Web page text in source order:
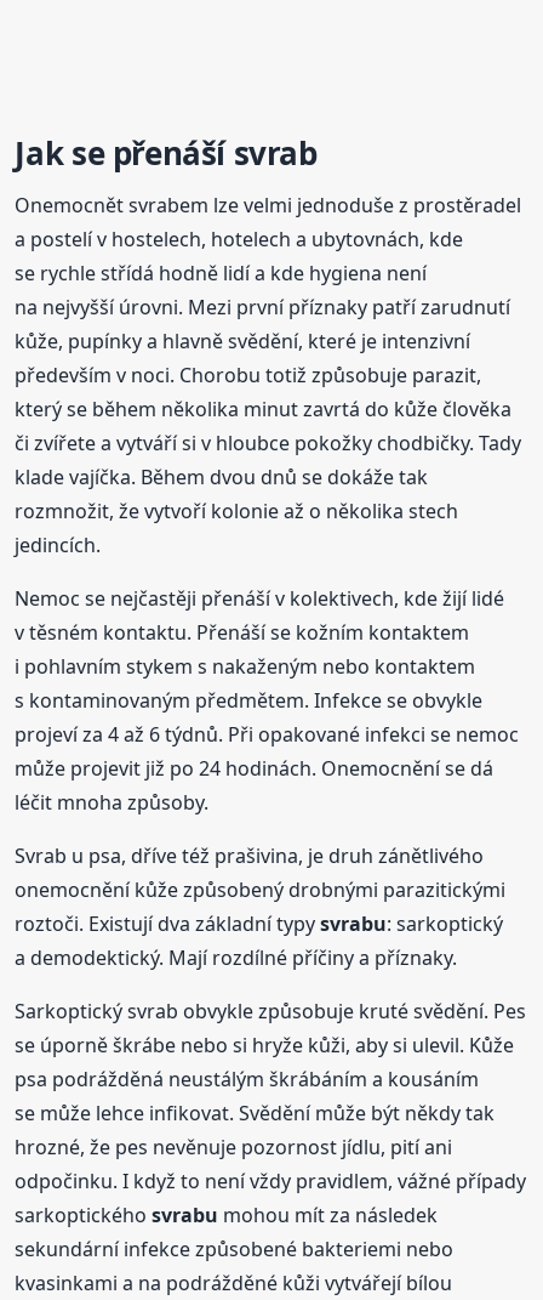
Jak se přenáší svrab
Onemocnět svrabem lze velmi jednoduše z prostěradel
a postelí v hostelech, hotelech a ubytovnách, kde
se rychle střídá hodně lidí a kde hygiena není
na nejvyšší úrovni. Mezi první příznaky patří zarudnutí
kůže, pupínky a hlavně svědění, které je intenzivní
především v noci. Chorobu totiž způsobuje parazit,
který se během několika minut zavrtá do kůže člověka
či zvířete a vytváří si v hloubce pokožky chodbičky. Tady
klade vajíčka. Během dvou dnů se dokáže tak
rozmnožit, že vytvoří kolonie až o několika stech
jedincích.
Nemoc se nejčastěji přenáší v kolektivech, kde žijí lidé
v těsném kontaktu. Přenáší se kožním kontaktem
i pohlavním stykem s nakaženým nebo kontaktem
s kontaminovaným předmětem. Infekce se obvykle
projeví za 4 až 6 týdnů. Při opakované infekci se nemoc
může projevit již po 24 hodinách. Onemocnění se dá
léčit mnoha způsoby.
Svrab u psa, dříve též prašivina, je druh zánětlivého
onemocnění kůže způsobený drobnými parazitickými
roztoči. Existují dva základní typysvrabu: sarkoptický
a demodektický. Mají rozdílné příčiny a příznaky.
Sarkoptický svrab obvykle způsobuje kruté svědění. Pes
se úporně škrábe nebo si hryže kůži, aby si ulevil. Kůže
psa podrážděná neustálým škrábáním a kousáním
se může lehce infikovat. Svědění může být někdy tak
hrozné, že pes nevěnuje pozornost jídlu, pití ani
odpočinku. I když to není vždy pravidlem, vážné případy
sarkoptickéhosvrabu mohou mít za následek
sekundární infekce způsobené bakteriemi nebo
kvasinkami a na podrážděné kůži vytvářejí bílou